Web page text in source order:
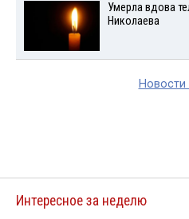
Умерла вдова
Николаева
Интересное за неделю